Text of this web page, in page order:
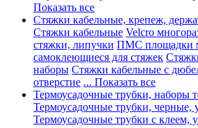
Показать все
Стяжки кабельные, крепеж,
Стяжки кабельные Velcro
стяжки, липучки ПМС площадки
самоклеющиеся для стяжек
наборы Стяжки кабельные с
отверстие ... Показать все
Термоусадочные трубки, наборы
Термоусадочные трубки, черные,
Термоусадочные трубки с клеем,